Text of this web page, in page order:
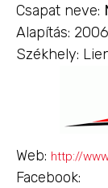
Csapat neve:
Alapítás: 2006
Székhely:
Web: http://
Facebook: